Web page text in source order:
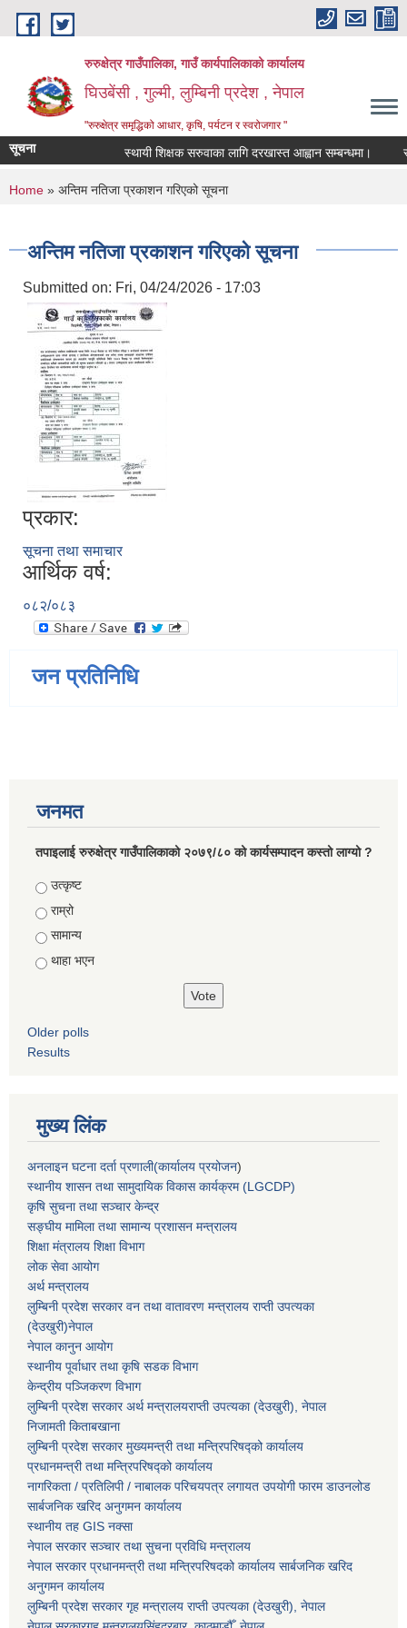
Skip to main content
रुरुक्षेत्र गाउँपालिका, गाउँ कार्यपालिकाको कार्यालय
घिउबेंसी , गुल्मी, लुम्बिनी प्रदेश , नेपाल
"रुरुक्षेत्र समृद्धिको आधार, कृषि, पर्यटन र स्वरोजगार "
सूचना स्थायी शिक्षक सरुवाका लागि दरखास्त आह्वान सम्बन्धमा।
You are here
Home » अन्तिम नतिजा प्रकाशन गरिएको सूचना
अन्तिम नतिजा प्रकाशन गरिएको सूचना
Submitted on: Fri, 04/24/2026 - 17:03
प्रकार:
सूचना तथा समाचार
आर्थिक वर्ष:
०८२/०८३
जन प्रतिनिधि
जनमत
तपाइलाई रुरुक्षेत्र गाउँपालिकाको २०७९/८० को कार्यसम्पादन कस्तो लाग्यो ?
Choices
उत्कृष्ट
राम्रो
सामान्य
थाहा भएन
Older polls
Results
मुख्य लिंक
अनलाइन घटना दर्ता प्रणाली(कार्यालय प्रयोजन)
स्थानीय शासन तथा सामुदायिक विकास कार्यक्रम (LGCDP)
कृषि सुचना तथा सञ्चार केन्द्र
सङ्घीय मामिला तथा सामान्य प्रशासन मन्त्रालय
शिक्षा मंत्रालय शिक्षा विभाग
लोक सेवा आयोग
अर्थ मन्त्रालय
लुम्बिनी प्रदेश सरकार वन तथा वातावरण मन्त्रालय राप्ती उपत्यका
(देउखुरी)नेपाल
नेपाल कानुन आयोग
स्थानीय पूर्वाधार तथा कृषि सडक विभाग
केन्द्रीय पञ्जिकरण विभाग
लुम्बिनी प्रदेश सरकार अर्थ मन्त्रालयराप्ती उपत्यका (देउखुरी), नेपाल
निजामती किताबखाना
लुम्बिनी प्रदेश सरकार मुख्यमन्त्री तथा मन्त्रिपरिषद्को कार्यालय
प्रधानमन्त्री तथा मन्त्रिपरिषद्को कार्यालय
नागरिकता / प्रतिलिपी / नाबालक परिचयपत्र लगायत उपयोगी फारम डाउनलोड
सार्बजनिक खरिद अनुगमन कार्यालय
स्थानीय तह GIS नक्सा
नेपाल सरकारसञ्चार तथा सुचना प्रविधि मन्त्रालय
नेपाल सरकार प्रधानमन्त्री तथा मन्त्रिपरिषदको कार्यालय सार्बजनिक खरिद
अनुगमन कार्यालय
लुम्बिनी प्रदेश सरकार गृह मन्त्रालय राप्ती उपत्यका (देउखुरी), नेपाल